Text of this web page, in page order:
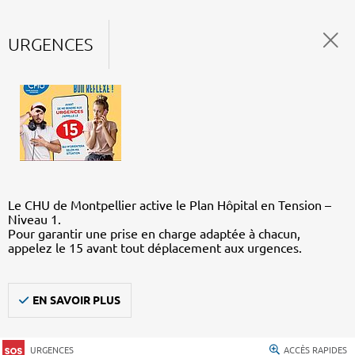
URGENCES
Le CHU de Montpellier active le Plan Hôpital en Tension –
Niveau 1.
Pour garantir une prise en charge adaptée à chacun,
appelez le 15 avant tout déplacement aux urgences.
EN SAVOIR PLUS
URGENCES ACCÈS RAPIDES